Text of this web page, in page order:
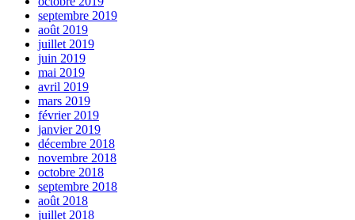
septembre 2019
août 2019
juillet 2019
juin 2019
mai 2019
avril 2019
mars 2019
février 2019
janvier 2019
décembre 2018
novembre 2018
octobre 2018
septembre 2018
août 2018
juillet 2018